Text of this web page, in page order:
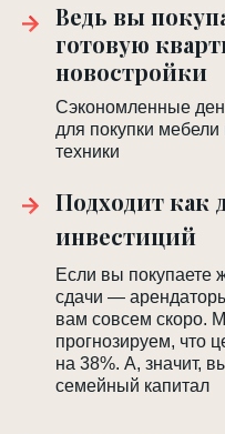
Ведь вы
готовую
новостройки
Сэкономленные
для покупки
техники
Подходит как
инвестиций
Если вы покупаете
сдачи —
вам совсем скоро.
прогнозируем, что
на 38%. А, значит,
семейный капитал